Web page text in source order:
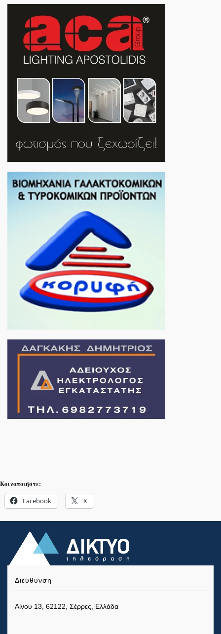
Κοινοποιήστε:
Facebook X
Διεύθυνση
Αίνου 13, 62122, Σέρρες, Ελλάδα